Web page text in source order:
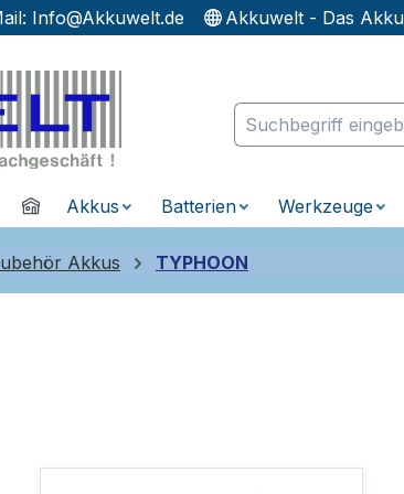
Info@Akkuwelt.de Akkuwelt - Das
HomeAkkus Batterien Werkzeuge
Akkus TYPHOON